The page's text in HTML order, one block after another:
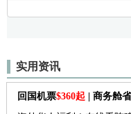
实用资讯
回国机票$360起 | 商务舱省